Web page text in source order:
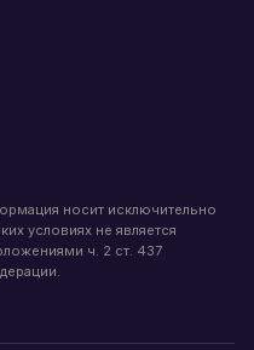
носит исключительно
условиях не является
ч. 2 ст. 437